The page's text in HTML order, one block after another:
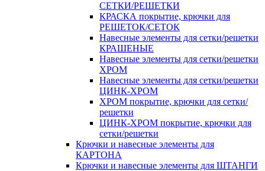
СЕТКИ/РЕШЕТКИ
КРАСКА покрытие, крючки для
РЕШЕТОК/СЕТОК
Навесные элементы для сетки/решетки
КРАШЕНЫЕ
Навесные элементы для сетки/решетки
ХРОМ
Навесные элементы для сетки/решетки
ЦИНК-ХРОМ
ХРОМ покрытие, крючки для сетки/
решетки
ЦИНК-ХРОМ покрытие, крючки для
сетки/решетки
Крючки и навесные элементы для
КАРТОНА
Крючки и навесные элементы для ШТАНГИ